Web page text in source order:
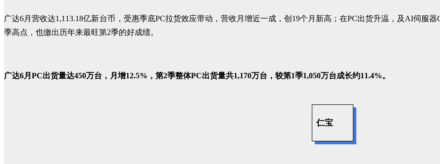
广达6月营收达1,113.18亿新台币 ，受惠季底PC拉货效应带动，营收月增近一成，创19个月新高；在PC出货升温，及AI伺服
季高点，也缴出历年来最旺第2季的好成绩。
广达6月PC出货量达450万台，月增12.5%，第2季整体PC出货量共1,170万台，较第1季1,050万台成长约11.4%。
仁宝